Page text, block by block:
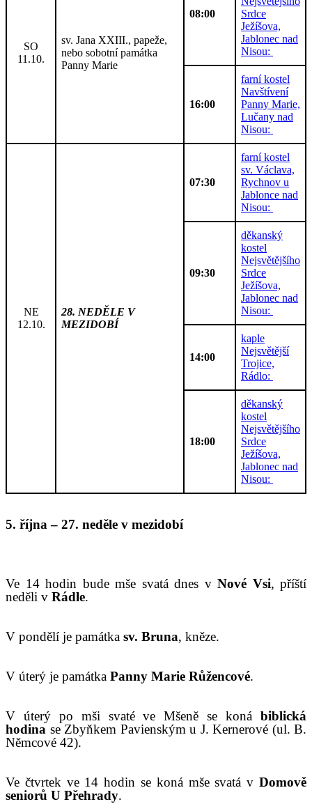
SO
11.10.
sv. Jana XXIII., papeže,
nebo sobotní památka
Panny Marie
08:00
Srdce
Ježíšova,
Jablonec nad
Nisou:
16:00
farní kostel
Navštívení
Panny Marie,
Lučany nad
Nisou:
NE
12.10.
28. NEDĚLE V
MEZIDOBÍ
07:30
farní kostel
sv. Václava,
Rychnov u
Jablonce nad
Nisou:
09:30
děkanský
kostel
Nejsvětějšího
Srdce
Ježíšova,
Jablonec nad
Nisou:
14:00
kaple
Nejsvětější
Trojice,
Rádlo:
18:00
děkanský
kostel
Nejsvětějšího
Srdce
Ježíšova,
Jablonec nad
Nisou:
5. října– 27. neděle v mezidobí
Ve 14 hodin bude mše svatá dnes v Nové Vsi, příští
neděli v Rádle.
V pondělí je památka sv. Bruna, kněze.
V úterý je památka Panny Marie Růžencové.
V úterý po mši svaté ve Mšeně se konábiblická
hodina se Zbyňkem Pavienským u J. Kernerové (ul. B.
Němcové 42).
Ve čtvrtek ve 14 hodin se koná mše svatá v Domově
seniorů U Přehrady.